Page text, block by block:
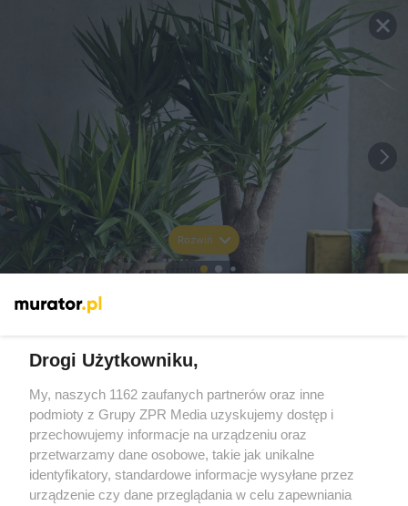
Rozwiń
Drogi Użytkowniku,
My, naszych 1162 zaufanych partnerów oraz inne
podmioty z Grupy ZPR Media uzyskujemy dostęp i
przechowujemy informacje na urządzeniu oraz
przetwarzamy dane osobowe, takie jak unikalne
identyfikatory, standardowe informacje wysyłane przez
urządzenie czy dane przeglądania w celu zapewniania